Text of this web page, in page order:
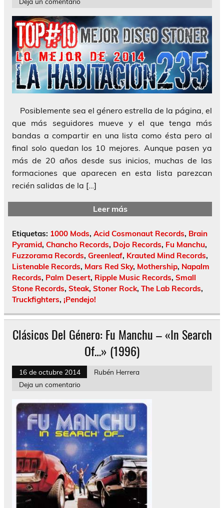
Posiblemente sea el género estrella de la página, el
que más seguidores mueve y el que tenga más
bandas a compartir en una lista como ésta pero al
final solo quedan los 10 mejores. Aunque pasen ya
más de 20 años desde sus inicios, muchas de las
formaciones que aparecen en esta lista parezcan
recién salidas de la […]
Leer más
Etiquetas: 1000 Mods, Acid Cosmonaut Records, Brain
Pyramid, Chancho Records, Dojo Records, Fu Manchu,
Fuzzorama Records, Greenleaf, Krauted Mind Records,
Listenable Records, Mars Red Sky, Mothership, Napalm
Records, Palm Desert, Ripple Music Records, Small
Stone Records, Steak, Stoner Rock, The Lab Records,
Truckfighters, ¡Pendejo!
Clásicos Del Género: Fu Manchu – «In Search
Of…» (1996)
16 de octubre 2014
Rubén Herrera
Deja un comentario